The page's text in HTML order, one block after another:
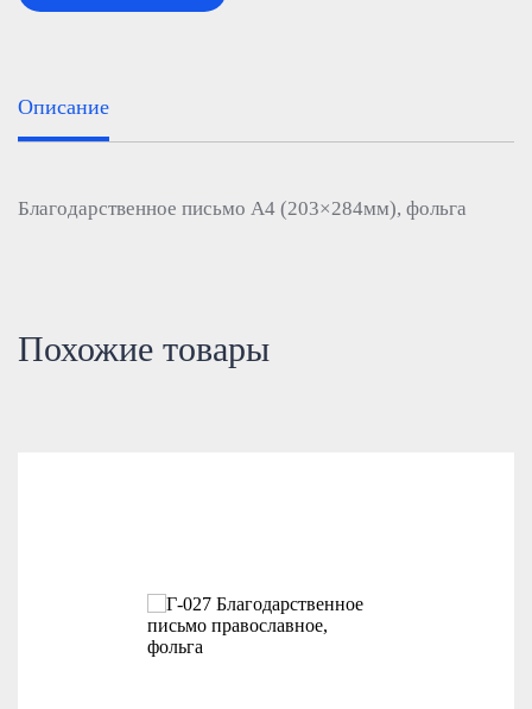
Описание
Благодарственное письмо А4 (203×284мм), фольга
Похожие товары